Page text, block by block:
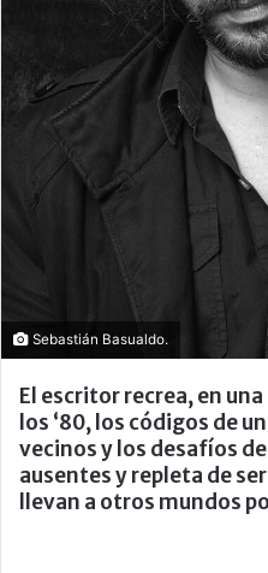
Sebastián Basualdo.
El escritor recrea, en
los ‘80, los códigos de
vecinos y los desafíos
ausentes y repleta de
llevan a otros mundos